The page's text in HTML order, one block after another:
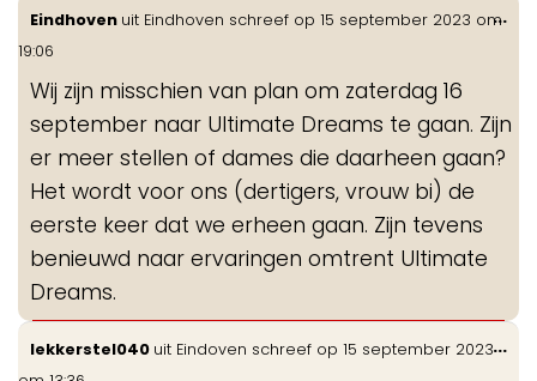
Eindhoven uit Eindhoven schreef op 15 september 2023 om
19:06
Wij zijn misschien van plan om zaterdag 16
september naar Ultimate Dreams te gaan. Zijn
er meer stellen of dames die daarheen gaan?
Het wordt voor ons (dertigers, vrouw bi) de
eerste keer dat we erheen gaan. Zijn tevens
benieuwd naar ervaringen omtrent Ultimate
Dreams.
...
lekkerstel040 uit Eindoven schreef op 15 september 2023...